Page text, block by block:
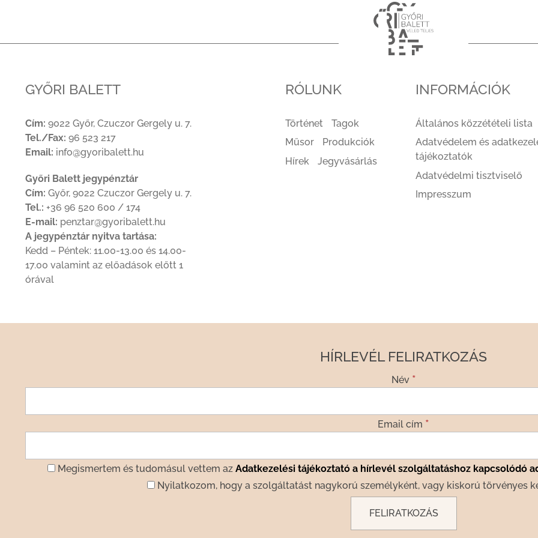
GYŐRI BALETT
Cím: 9022 Győr, Czuczor Gergely u. 7.
Tel./Fax: 96 523 217
Email: info@gyoribalett.hu
Győri Balett jegypénztár
Cím: Győr, 9022 Czuczor Gergely u. 7.
Tel.: +36 96 520 600 / 174
E-mail: penztar@gyoribalett.hu
A jegypénztár nyitva tartása:
Kedd – Péntek: 11.00-13.00 és 14.00-
17.00 valamint az előadások előtt 1
órával
RÓLUNK
Történet
Tagok
Műsor
Produkciók
Hírek
Jegyvásárlás
INFORMÁCIÓK
Általános közzétételi lista
Adatvédelem és
tájékoztatók
Adatvédelmi tisztviselő
Impresszum
HÍRLEVÉL FELIRATKOZÁS
Név *
Email cím *
Megismertem és tudomásul vettem az Adatkezelési tájékoztató a hírlevél szolgáltatáshoz kapcsolódó
Nyilatkozom, hogy a szolgáltatást nagykorú személyként, vagy kiskorú törvényes